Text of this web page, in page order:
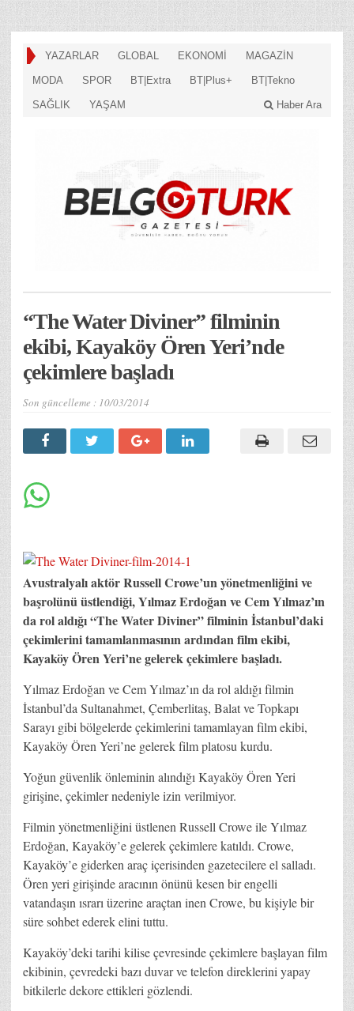
YAZARLAR GLOBAL EKONOMİ MAGAZİN
MODA SPOR BT|Extra BT|Plus+ BT|Tekno
SAĞLIK YAŞAM Haber Ara
“The Water Diviner” filminin
ekibi, Kayaköy Ören Yeri’nde
çekimlere başladı
Son güncelleme : 10/03/2014
Avustralyalı aktör Russell Crowe’un yönetmenliğini ve
başrolünü üstlendiği, Yılmaz Erdoğan ve Cem Yılmaz’ın
da rol aldığı “The Water Diviner” filminin İstanbul’daki
çekimlerini tamamlanmasının ardından film ekibi,
Kayaköy Ören Yeri’ne gelerek çekimlere başladı.
Yılmaz Erdoğan ve Cem Yılmaz’ın da rol aldığı filmin
İstanbul’da Sultanahmet, Çemberlitaş, Balat ve Topkapı
Sarayı gibi bölgelerde çekimlerini tamamlayan film ekibi,
Kayaköy Ören Yeri’ne gelerek film platosu kurdu.
Yoğun güvenlik önleminin alındığı Kayaköy Ören Yeri
girişine, çekimler nedeniyle izin verilmiyor.
Filmin yönetmenliğini üstlenen Russell Crowe ile Yılmaz
Erdoğan, Kayaköy’e gelerek çekimlere katıldı. Crowe,
Kayaköy’e giderken araç içerisinden gazetecilere el salladı.
Ören yeri girişinde aracının önünü kesen bir engelli
vatandaşın ısrarı üzerine araçtan inen Crowe, bu kişiyle bir
süre sohbet ederek elini tuttu.
Kayaköy’deki tarihi kilise çevresinde çekimlere başlayan film
ekibinin, çevredeki bazı duvar ve telefon direklerini yapay
bitkilerle dekore ettikleri gözlendi.